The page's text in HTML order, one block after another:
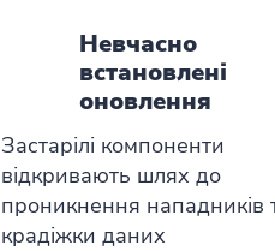
Невчасно
встановлені
оновлення
Застарілі компоненти
відкривають шлях до
проникнення нападників
крадіжки даних